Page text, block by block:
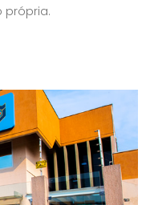
própria.